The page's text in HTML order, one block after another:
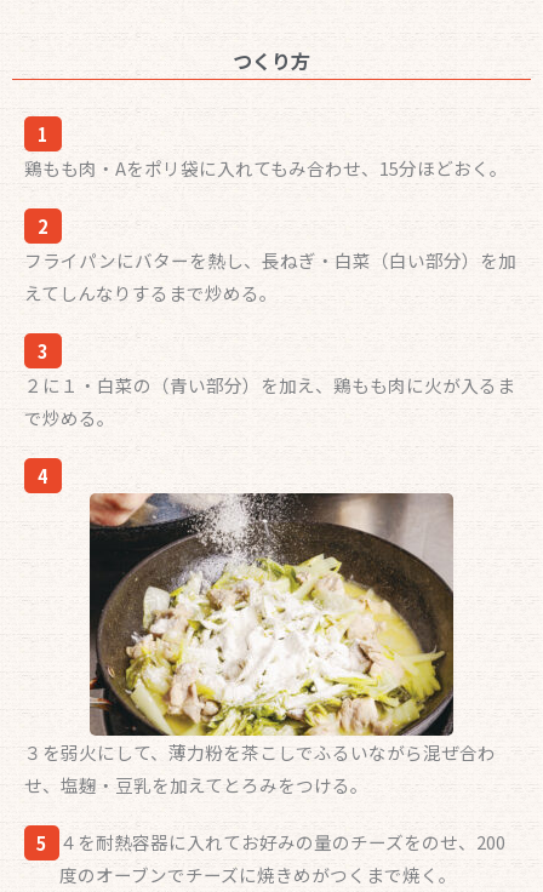
つくり方
1
鶏もも肉・Aをポリ袋に入れてもみ合わせ、15分ほどおく。
2
フライパンにバターを熱し、長ねぎ・白菜（白い部分）を加
えてしんなりするまで炒める。
3
２に１・白菜の（青い部分）を加え、鶏もも肉に火が入るま
で炒める。
4
３を弱火にして、薄力粉を茶こしでふるいながら混ぜ合わ
せ、塩麹・豆乳を加えてとろみをつける。
5
４を耐熱容器に入れてお好みの量のチーズをのせ、200
度のオーブンでチーズに焼きめがつくまで焼く。